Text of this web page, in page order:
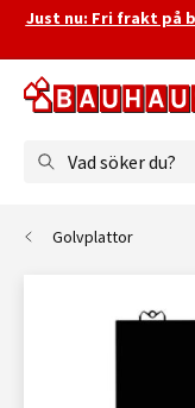
Just nu: Fri frakt på
Vad söker du?
Golvplattor